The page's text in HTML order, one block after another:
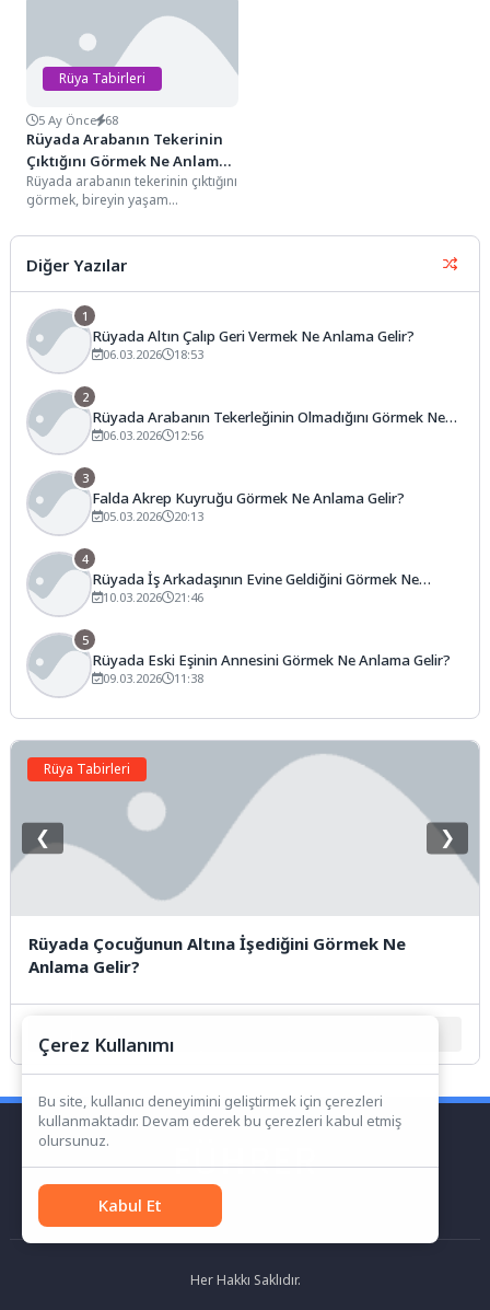
Rüya Tabirleri
5 Ay Önce 68
Rüyada Arabanın Tekerinin
Çıktığını Görmek Ne Anlama
Gelir?
Rüyada arabanın tekerinin çıktığını
görmek, bireyin yaşam
sağlayan en temel dayanak
noktalarından birinin...
Diğer Yazılar
1
Rüyada Altın Çalıp Geri Vermek Ne Anlama Gelir?
06.03.2026 18:53
2
Rüyada Arabanın Tekerleğinin Olmadığını Görmek Ne
Anlama Gelir?
06.03.2026 12:56
3
Falda Akrep Kuyruğu Görmek Ne Anlama Gelir?
05.03.2026 20:13
4
Rüyada İş Arkadaşının Evine Geldiğini Görmek Ne
Anlama Gelir?
10.03.2026 21:46
5
Rüyada Eski Eşinin Annesini Görmek Ne Anlama Gelir?
09.03.2026 11:38
Rüya Tabirleri
Rüyada Çocuğunun Altına İşediğini Görmek Ne
Anlama Gelir?
❮ ❯
Her Hakkı Saklıdır.
Çerez Kullanımı
Bu site, kullanıcı deneyimini geliştirmek için çerezleri
kullanmaktadır. Devam ederek bu çerezleri kabul etmiş
olursunuz.
Kabul Et